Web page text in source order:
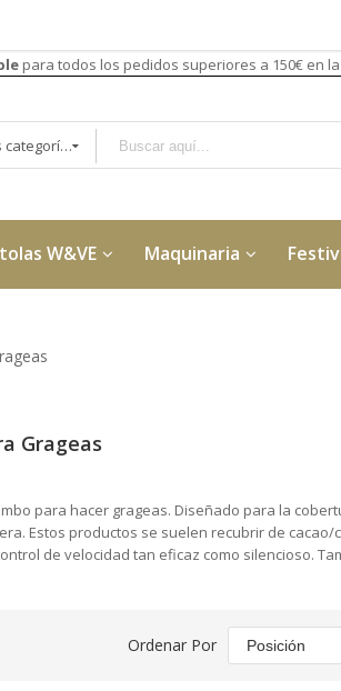
para todos los pedidos superiores a 150€ en
Todas las categorías
W&VE Maquinaria
Grageas
para hacer grageas. Diseñado para la
Estos productos se suelen recubrir de
de velocidad tan eficaz como silencioso.
Ordenar Por